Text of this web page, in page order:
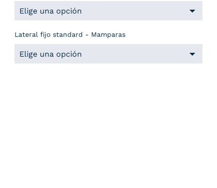
Lateral fijo standard - Mamparas